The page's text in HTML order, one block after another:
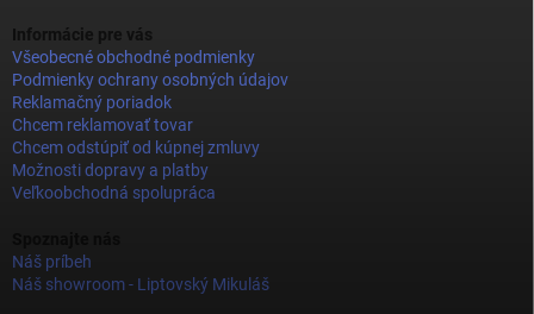
Informácie pre vás
Všeobecné obchodné podmienky
Podmienky ochrany osobných údajov
Reklamačný poriadok
Chcem reklamovať tovar
Chcem odstúpiť od kúpnej zmluvy
Možnosti dopravy a platby
Veľkoobchodná spolupráca
Náš príbeh
Náš showroom - Liptovský Mikuláš